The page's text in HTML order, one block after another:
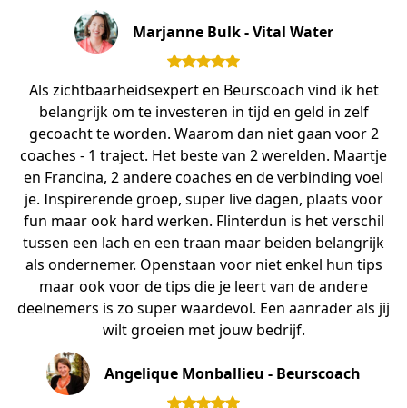
Marjanne Bulk - Vital Water
Als zichtbaarheidsexpert en Beurscoach vind ik het
belangrijk om te investeren in tijd en geld in zelf
gecoacht te worden. Waarom dan niet gaan voor 2
coaches - 1 traject. Het beste van 2 werelden. Maartje
en Francina, 2 andere coaches en de verbinding voel
je. Inspirerende groep, super live dagen, plaats voor
fun maar ook hard werken. Flinterdun is het verschil
tussen een lach en een traan maar beiden belangrijk
als ondernemer. Openstaan voor niet enkel hun tips
maar ook voor de tips die je leert van de andere
deelnemers is zo super waardevol. Een aanrader als jij
wilt groeien met jouw bedrijf.
Angelique Monballieu - Beurscoach